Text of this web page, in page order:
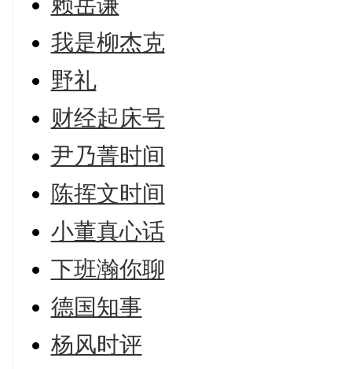
我是柳杰克
野礼
财经起床号
尹乃菁时间
陈挥文时间
小董真心话
下班瀚你聊
德国知事
杨风时评